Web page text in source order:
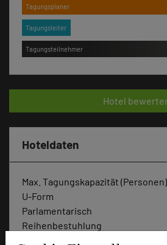
Tagungsplaner
Tagungsleiter
Tagungsteilnehmer
Hotel
Hoteldaten
Max. Tagungskapazität (Personen)
U-Form
Parlamentarisch
Reihenbestuhlung